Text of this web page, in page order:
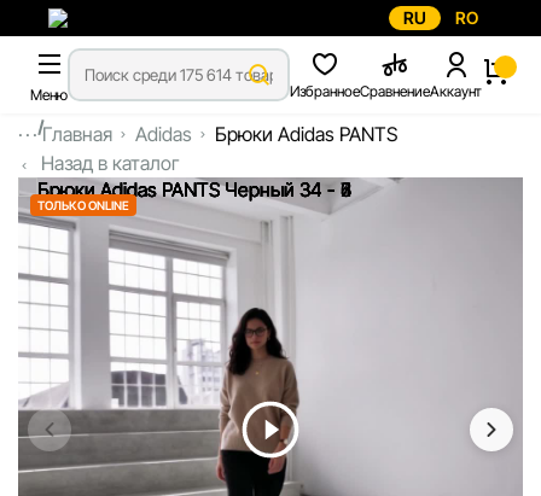
RU RO
Меню ИзбранноеСравнениеАккаунт
...Главная Adidas
Брюки Adidas PANTS
Назад в каталог
ТОЛЬКО ONLINE